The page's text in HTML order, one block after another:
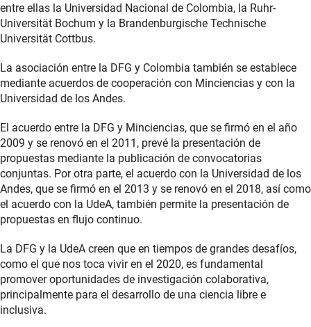
entre ellas la Universidad Nacional de Colombia, la Ruhr-
Universität Bochum y la Brandenburgische Technische
Universität Cottbus.
La asociación entre la DFG y Colombia también se establece
mediante acuerdos de cooperación con Minciencias y con la
Universidad de los Andes.
El acuerdo entre la DFG y Minciencias, que se firmó en el año
2009 y se renovó en el 2011, prevé la presentación de
propuestas mediante la publicación de convocatorias
conjuntas. Por otra parte, el acuerdo con la Universidad de los
Andes, que se firmó en el 2013 y se renovó en el 2018, así como
el acuerdo con la UdeA, también permite la presentación de
propuestas en flujo continuo.
La DFG y la UdeA creen que en tiempos de grandes desafíos,
como el que nos toca vivir en el 2020, es fundamental
promover oportunidades de investigación colaborativa,
principalmente para el desarrollo de una ciencia libre e
inclusiva.